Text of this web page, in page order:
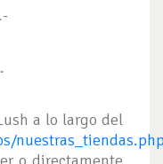
a lo largo del